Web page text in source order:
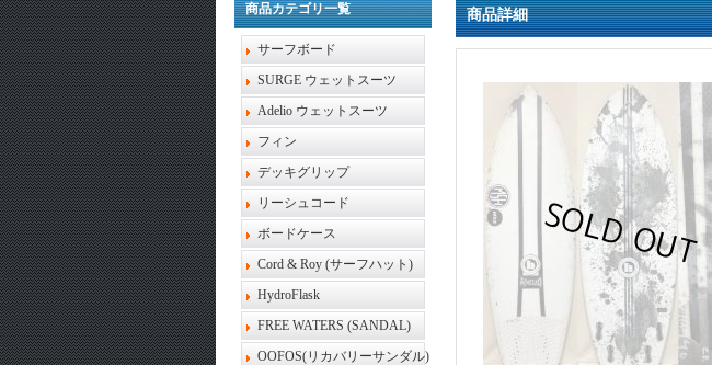
商品カテゴリ一覧
サーフボード
SURGE ウェットスーツ
Adelio ウェットスーツ
フィン
デッキグリップ
リーシュコード
ボードケース
Cord & Roy (サーフハット)
HydroFlask
FREE WATERS (SANDAL)
OOFOS(リカバリーサンダル)
商品詳細